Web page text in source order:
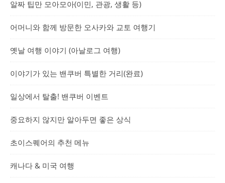
알짜 팁만 모아모아(이민, 관광, 생활 등)
어머니와 함께 방문한 오사카와 교토 여행기
옛날 여행 이야기 (아날로그 여행)
이야기가 있는 밴쿠버 특별한 거리(완료)
일상에서 탈출! 밴쿠버 이벤트
중요하지 않지만 알아두면 좋은 상식
초이스퀘어의 추천 메뉴
캐나다 & 미국 여행